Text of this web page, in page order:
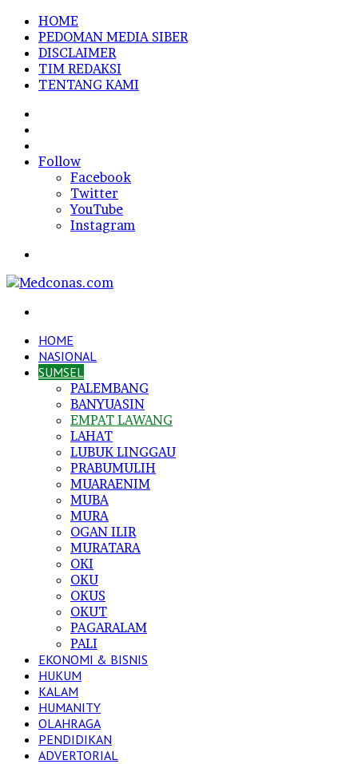
HOME
PEDOMAN MEDIA SIBER
DISCLAIMER
TIM REDAKSI
TENTANG KAMI
In
Follow
Facebook
Twitter
YouTube
Instagram
HOME
NASIONAL
SUMSEL
PALEMBANG
BANYUASIN
EMPAT LAWANG
LAHAT
LUBUK LINGGAU
PRABUMULIH
MUARAENIM
MUBA
MURA
OGAN ILIR
MURATARA
OKI
OKU
OKUS
OKUT
PAGARALAM
PALI
EKONOMI & BISNIS
HUKUM
KALAM
HUMANITY
OLAHRAGA
PENDIDIKAN
ADVERTORIAL